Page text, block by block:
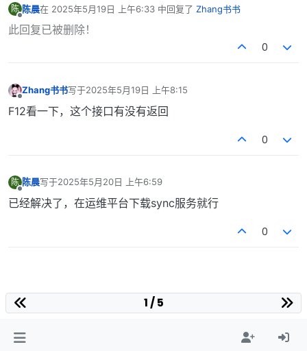
陈
离线
陈晨在 2025年5月19日 上午6:33 中回复了 Zhang书书
最后由 编辑
此回复已被删除！
0
Zhang书书写于2025年5月19日 上午8:15
最后由 编辑
F12看一下，这个接口有没有返回
0
陈 陈晨写于2025年5月20日 上午6:59
最后由 编辑
已经解决了，在运维平台下载sync服务就行
0
1 / 5